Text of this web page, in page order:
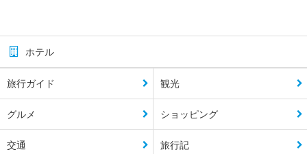
ホテル
旅行ガイド 観光
グルメ ショッピング
交通 旅行記